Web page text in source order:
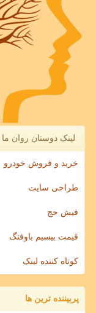
لینک دوستان روان ما
خرید و فروش خودرو
طراحی سایت
فیش حج
قیمت بیسیم باوفنگ
کوتاه کننده لینک
پربیننده ترین ها